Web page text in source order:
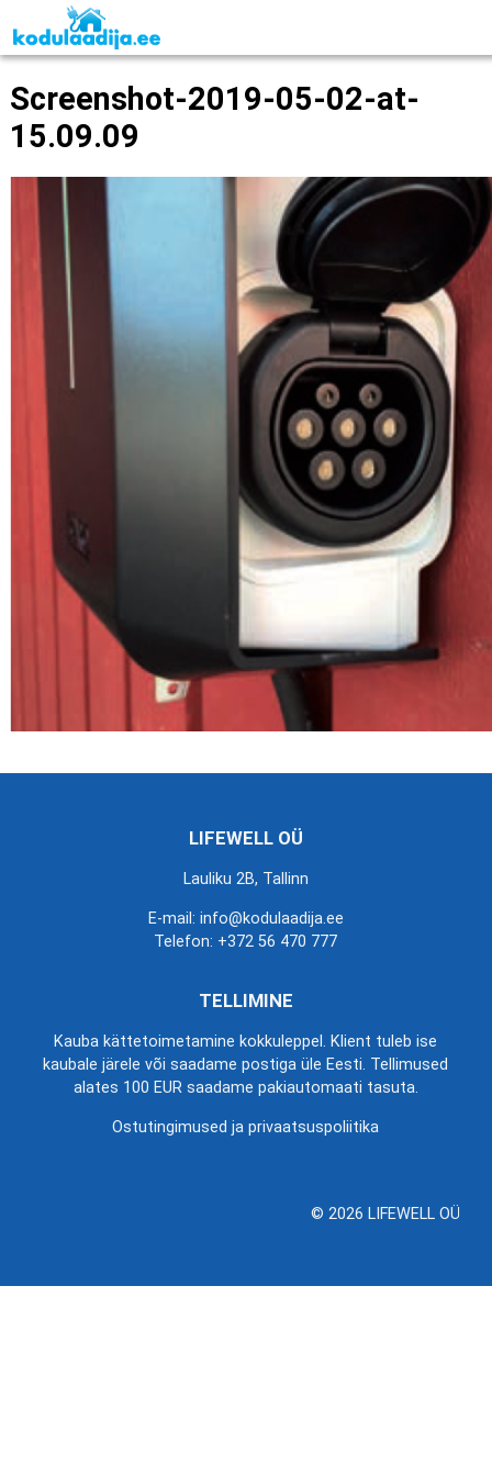
Screenshot-2019-05-02-at-
15.09.09
LIFEWELL OÜ
Lauliku 2B, Tallinn
E-mail: info@kodulaadija.ee
Telefon: +372 56 470 777
TELLIMINE
Kauba kättetoimetamine kokkuleppel. Klient tuleb ise
kaubale järele või saadame postiga üle Eesti. Tellimused
alates 100 EUR saadame pakiautomaati tasuta.
Ostutingimused ja privaatsuspoliitika
© 2026 LIFEWELL OÜ